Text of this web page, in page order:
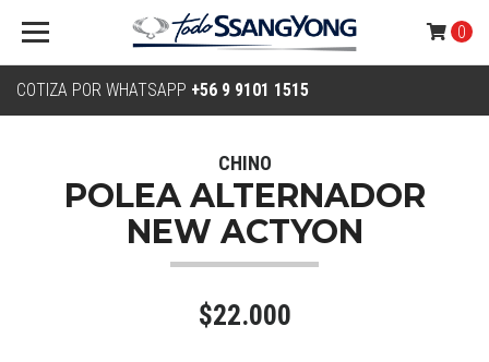
COTIZA POR WHATSAPP +56 9 9101 1515
0
CHINO
POLEA ALTERNADOR
NEW ACTYON
$22.000